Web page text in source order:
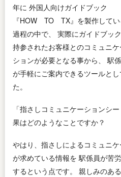
年に 外国人向けガイドブック
『HOW TO TX』を製作してい
過程の中で、 実際にガイドブッ
持参されたお客様とのコミュニケ
ションが必要となる事から、 駅
が手軽にご案内できるツールと
た。
「指さしコミュニケーションシ
果はどのようなことですか？
やはり、指さしによるコミュニ
が求めている情報を 駅係員が苦
するという点です。 親しみのあ